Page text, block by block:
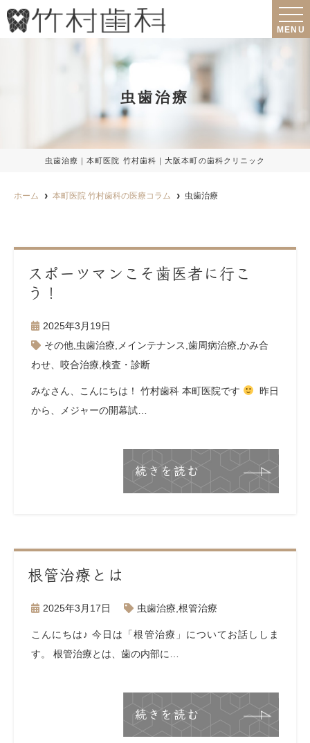
MENU
虫歯治療
虫歯治療｜本町医院 竹村歯科｜大阪本町の歯科クリニック
ホーム 本町医院 竹村歯科の医療コラム 虫歯治療
スポーツマンこそ歯医者に行こ
う！
2025年3月19日
その他 虫歯治療 メインテナンス 歯周病治療 かみ合
わせ、咬合治療 検査・診断
みなさん、こんにちは！ 竹村歯科 本町医院です
昨日
から、メジャーの開幕試…
続きを読む
根管治療とは
2025年3月17日 虫歯治療 根管治療
こんにちは♪ 今日は「根管治療」についてお話ししま
す。 根管治療とは、歯の内部に…
続きを読む